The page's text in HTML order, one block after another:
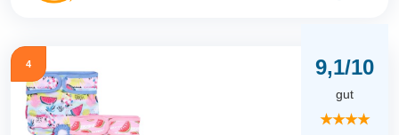
4 9,1/10
gut
★★★★